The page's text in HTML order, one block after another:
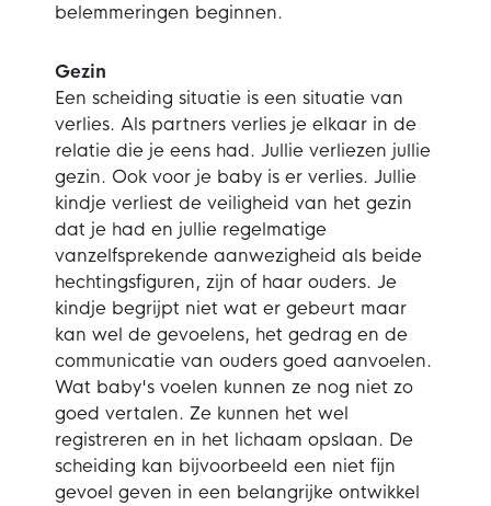
belemmeringen beginnen.
Gezin
Een scheiding situatie is een situatie van
verlies. Als partners verlies je elkaar in de
relatie die je eens had. Jullie verliezen jullie
gezin. Ook voor je baby is er verlies. Jullie
kindje verliest de veiligheid van het gezin
dat je had en jullie regelmatige
vanzelfsprekende aanwezigheid als beide
hechtingsfiguren, zijn of haar ouders. Je
kindje begrijpt niet wat er gebeurt maar
kan wel de gevoelens, het gedrag en de
communicatie van ouders goed aanvoelen.
Wat baby's voelen kunnen ze nog niet zo
goed vertalen. Ze kunnen het wel
registreren en in het lichaam opslaan. De
scheiding kan bijvoorbeeld een niet fijn
gevoel geven in een belangrijke ontwikkel